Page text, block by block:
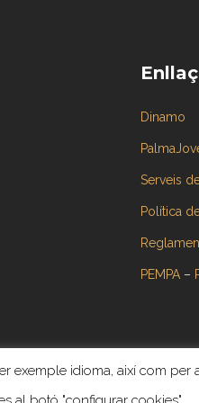
Dinamo
Serveis
Política
PEMPA –
porRevoluziona
idioma, així com